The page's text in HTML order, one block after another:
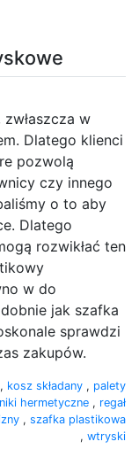
w
Dlatego klienci
pozwolą
czy innego
o to aby
Dlatego
rozwikłać ten
w do
jak szafka
sprawdzi
zakupów.
, kosz składany , palety
hermetyczne , regał
, szafka plastikowa
, wtryski